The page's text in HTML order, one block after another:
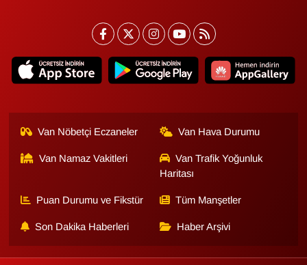
Van Nöbetçi Eczaneler Van Hava Durumu
Van Namaz Vakitleri
Van Trafik Yoğunluk
Haritası
Puan Durumu ve Fikstür Tüm Manşetler
Son Dakika Haberleri Haber Arşivi